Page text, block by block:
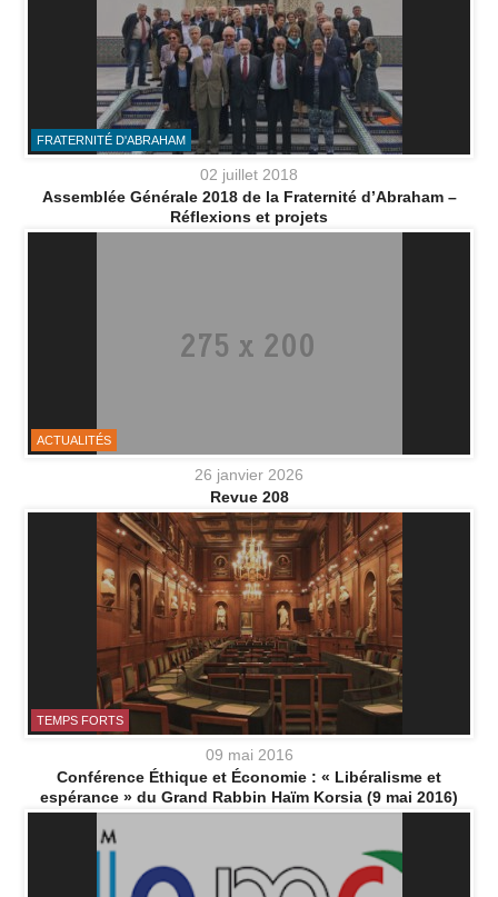
FRATERNITÉ D'ABRAHAM
02 juillet 2018
Assemblée Générale 2018 de la Fraternité d’Abraham –
Réflexions et projets
ACTUALITÉS
26 janvier 2026
Revue 208
TEMPS FORTS
09 mai 2016
Conférence Éthique et Économie : « Libéralisme et
espérance » du Grand Rabbin Haïm Korsia (9 mai 2016)